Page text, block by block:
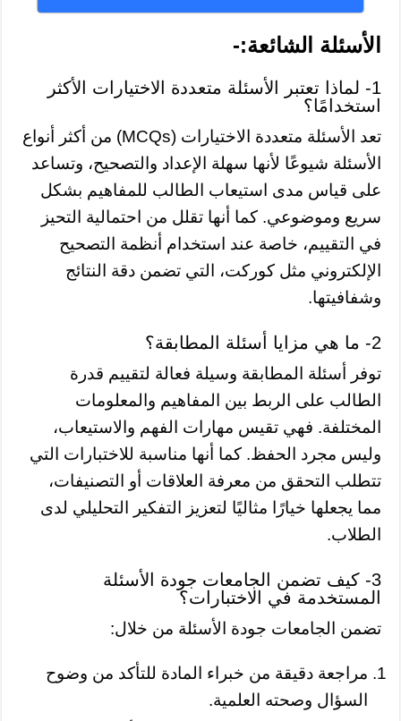
الأسئلة الشائعة:-
1- لماذا تعتبر الأسئلة متعددة الاختيارات الأكثر
استخدامًا؟
تعد الأسئلة متعددة الاختيارات (MCQs) من أكثر أنواع
الأسئلة شيوعًا لأنها سهلة الإعداد والتصحيح، وتساعد
على قياس مدى استيعاب الطالب للمفاهيم بشكل
سريع وموضوعي. كما أنها تقلل من احتمالية التحيز
في التقييم، خاصة عند استخدام أنظمة التصحيح
الإلكتروني مثل كوركت، التي تضمن دقة النتائج
وشفافيتها.
2- ما هي مزايا أسئلة المطابقة؟
توفر أسئلة المطابقة وسيلة فعالة لتقييم قدرة
الطالب على الربط بين المفاهيم والمعلومات
المختلفة. فهي تقيس مهارات الفهم والاستيعاب،
وليس مجرد الحفظ. كما أنها مناسبة للاختبارات التي
تتطلب التحقق من معرفة العلاقات أو التصنيفات،
مما يجعلها خيارًا مثاليًا لتعزيز التفكير التحليلي لدى
الطلاب.
3- كيف تضمن الجامعات جودة الأسئلة
المستخدمة في الاختبارات؟
تضمن الجامعات جودة الأسئلة من خلال:
مراجعة دقيقة من خبراء المادة للتأكد من وضوح
السؤال وصحته العلمية.